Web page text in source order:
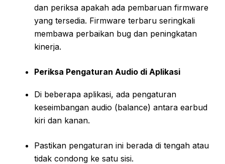
dan periksa apakah ada pembaruan firmware
yang tersedia. Firmware terbaru seringkali
membawa perbaikan bug dan peningkatan
kinerja.
Periksa Pengaturan Audio di Aplikasi
Di beberapa aplikasi, ada pengaturan
keseimbangan audio (balance) antara earbud
kiri dan kanan.
Pastikan pengaturan ini berada di tengah atau
tidak condong ke satu sisi.